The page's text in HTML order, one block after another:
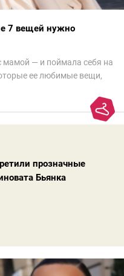
7 вещей нужно
мамой — и поймала себя на
ее любимые вещи,
сама мода сделала шаг
прозначные
Бьянка